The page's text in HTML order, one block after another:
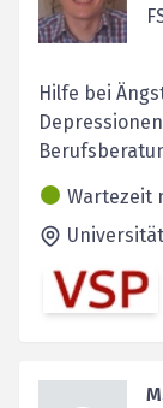
Hilfe bei
Wartezeit